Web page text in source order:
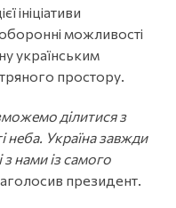
ініціативи
можливості
українським
простору.
ділитися з
неба. Україна завжди
нами із самого
президент.